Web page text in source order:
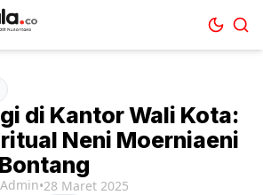
di Kantor Wali Kota:
Neni Moerniaeni
Admin•28 Maret 2025